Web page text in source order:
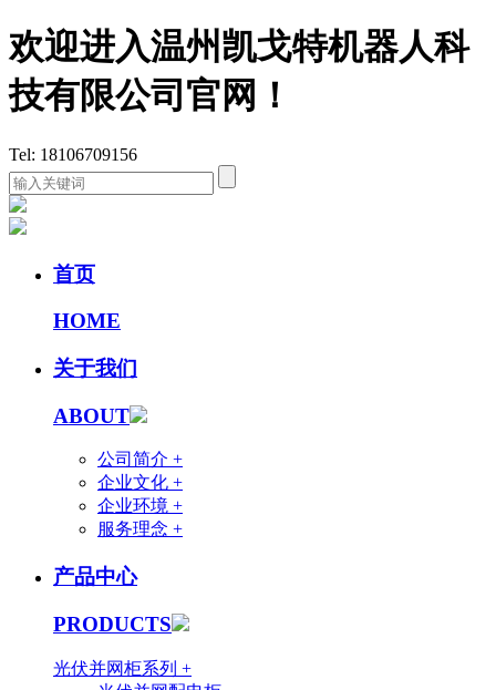
欢迎进入温州凯戈特机器人科
技有限公司官网！
Tel: 18106709156
首页
HOME
关于我们
ABOUT
公司简介 +
企业文化 +
企业环境 +
服务理念 +
产品中心
PRODUCTS
光伏并网柜系列 +